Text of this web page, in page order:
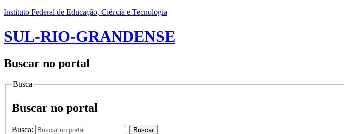
Instituto Federal de Educação, Ciência e Tecnologia
SUL-RIO-GRANDENSE
Buscar no portal
Busca
Buscar no portal
Busca: Buscar